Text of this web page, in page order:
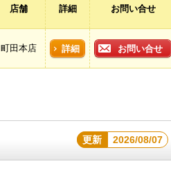
店舗 詳細 お問い合せ
町田本店 詳細 お問い合せ
更新 2026/08/07